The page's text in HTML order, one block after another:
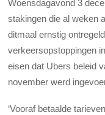
Woensdagavond 3
stakingen die al weken
ditmaal ernstig
verkeersopstoppingen
eisen dat Ubers beleid
november werd
‘Vooraf betaalde